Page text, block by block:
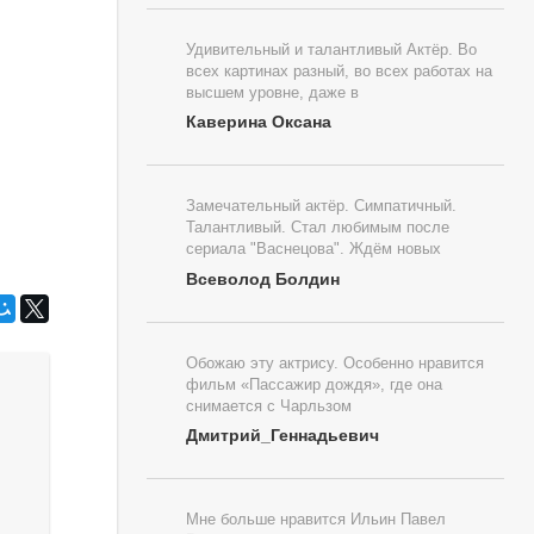
Удивительный и талантливый Актёр. Во
всех картинах разный, во всех работах на
высшем уровне, даже в
Каверина Оксана
Замечательный актёр. Симпатичный.
Талантливый. Стал любимым после
сериала "Васнецова". Ждём новых
Всеволод Болдин
Обожаю эту актрису. Особенно нравится
фильм «Пассажир дождя», где она
снимается с Чарльзом
Дмитрий_Геннадьевич
Мне больше нравится Ильин Павел